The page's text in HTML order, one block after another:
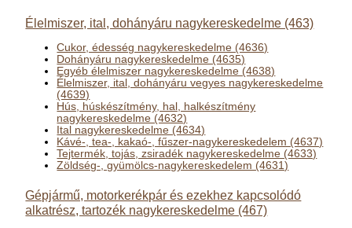
Élelmiszer, ital, dohányáru nagykereskedelme (463)
Cukor, édesség nagykereskedelme (4636)
Dohányáru nagykereskedelme (4635)
Egyéb élelmiszer nagykereskedelme (4638)
Élelmiszer, ital, dohányáru vegyes nagykereskedelme
(4639)
Hús, húskészítmény, hal, halkészítmény
nagykereskedelme (4632)
Ital nagykereskedelme (4634)
Kávé-, tea-, kakaó-, fűszer-nagykereskedelem (4637)
Tejtermék, tojás, zsiradék nagykereskedelme (4633)
Zöldség-, gyümölcs-nagykereskedelem (4631)
Gépjármű, motorkerékpár és ezekhez kapcsolódó
alkatrész, tartozék nagykereskedelme (467)